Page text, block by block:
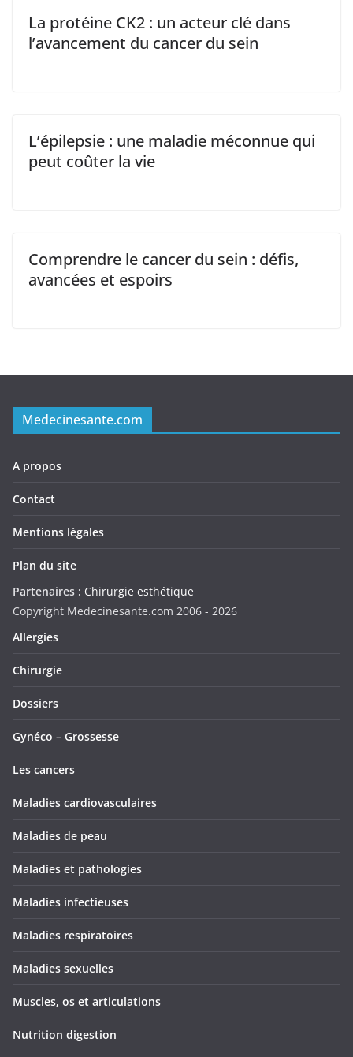
La protéine CK2 : un acteur clé dans
l’avancement du cancer du sein
L’épilepsie : une maladie méconnue qui
peut coûter la vie
Comprendre le cancer du sein : défis,
avancées et espoirs
Medecinesante.com
A propos
Contact
Mentions légales
Plan du site
Partenaires : Chirurgie esthétique
Copyright Medecinesante.com 2006 - 2026
Allergies
Chirurgie
Dossiers
Gynéco – Grossesse
Les cancers
Maladies cardiovasculaires
Maladies de peau
Maladies et pathologies
Maladies infectieuses
Maladies respiratoires
Maladies sexuelles
Muscles, os et articulations
Nutrition digestion